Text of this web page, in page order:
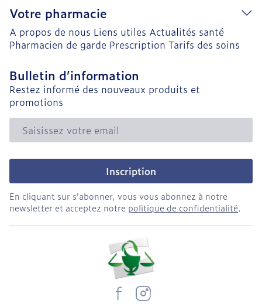
Votre pharmacie
A propos de nous Liens utiles Actualités santé
Pharmacien de garde Prescription Tarifs des soins
Bulletin d’information
Restez informé des nouveaux produits et
promotions
Adresse mail
Inscription
En cliquant sur s'abonner, vous vous abonnez à notre
newsletter et acceptez notre politique de confidentialité.